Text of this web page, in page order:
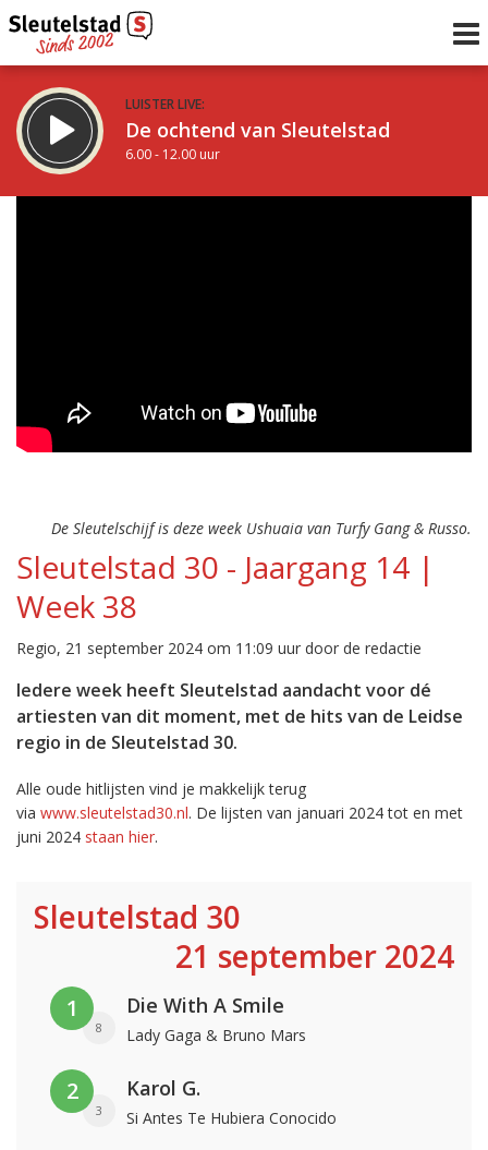
LUISTER LIVE:
De ochtend van Sleutelstad
6.00 - 12.00 uur
De Sleutelschijf is deze week Ushuaia van Turfy Gang & Russo.
Sleutelstad 30 - Jaargang 14 |
Week 38
Regio, 21 september 2024 om 11:09 uur door de redactie
Iedere week heeft Sleutelstad aandacht voor dé
artiesten van dit moment, met de hits van de Leidse
regio in de Sleutelstad 30.
Alle oude hitlijsten vind je makkelijk terug
via www.sleutelstad30.nl. De lijsten van januari 2024 tot en met
juni 2024 staan hier.
Sleutelstad 30
21 september 2024
1
8
Die With A Smile
Lady Gaga & Bruno Mars
2
3
Karol G.
Si Antes Te Hubiera Conocido